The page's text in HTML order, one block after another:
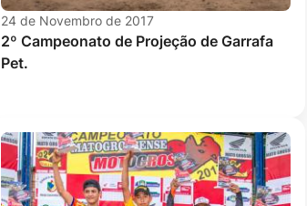
24 de Novembro de 2017
2º Campeonato de Projeção de Garrafa
Pet.